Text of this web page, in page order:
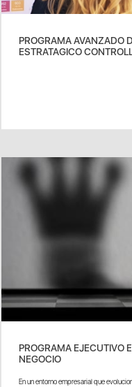
PROGRAMA AVANZADO
ESTRATAGICO
PROGRAMA EJECUTIVO
NEGOCIO
En un entorno empresarial que